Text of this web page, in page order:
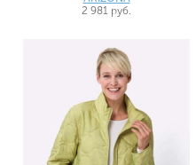
2 981 руб.